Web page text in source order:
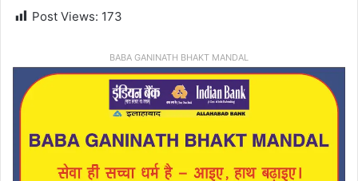
Post Views: 173
BABA GANINATH BHAKT MANDAL